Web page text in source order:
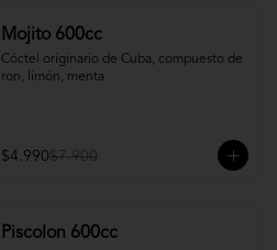
Mojito 600cc
Cóctel originario de Cuba, compuesto de
ron, limón, menta
$4.990$7.900
Piscolon 600cc